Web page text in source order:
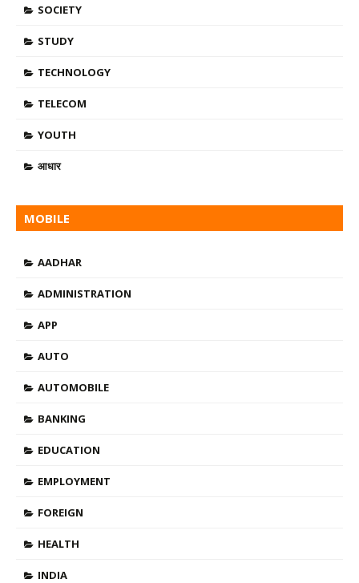
SOCIETY
STUDY
TECHNOLOGY
TELECOM
YOUTH
आधार
MOBILE
AADHAR
ADMINISTRATION
APP
AUTO
AUTOMOBILE
BANKING
EDUCATION
EMPLOYMENT
FOREIGN
HEALTH
INDIA